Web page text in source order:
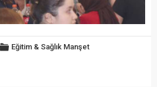
Eğitim & Sağlık Manşet